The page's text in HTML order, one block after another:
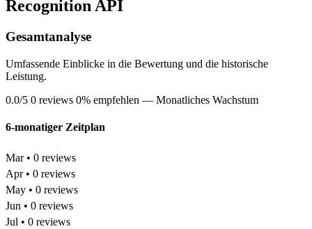
Recognition API
Gesamtanalyse
Umfassende Einblicke in die Bewertung und die historische
Leistung.
0.0/5 0 reviews 0% empfehlen — Monatliches Wachstum
6-monatiger Zeitplan
Mar • 0 reviews
Apr • 0 reviews
May • 0 reviews
Jun • 0 reviews
Jul • 0 reviews